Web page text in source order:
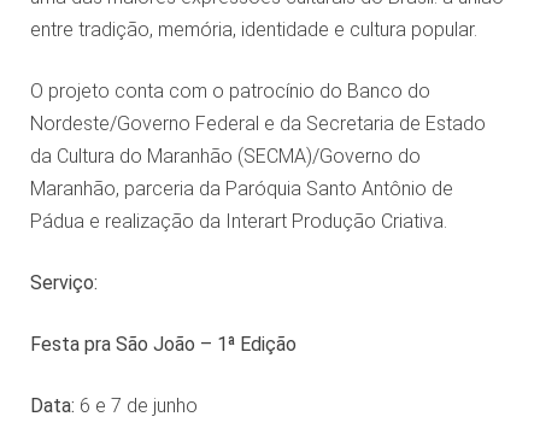
entre tradição, memória, identidade e cultura popular.
O projeto conta com o patrocínio do Banco do
Nordeste/Governo Federal e da Secretaria de Estado
da Cultura do Maranhão (SECMA)/Governo do
Maranhão, parceria da Paróquia Santo Antônio de
Pádua e realização da Interart Produção Criativa.
Serviço:
Festa pra São João – 1ª Edição
Data: 6 e 7 de junho